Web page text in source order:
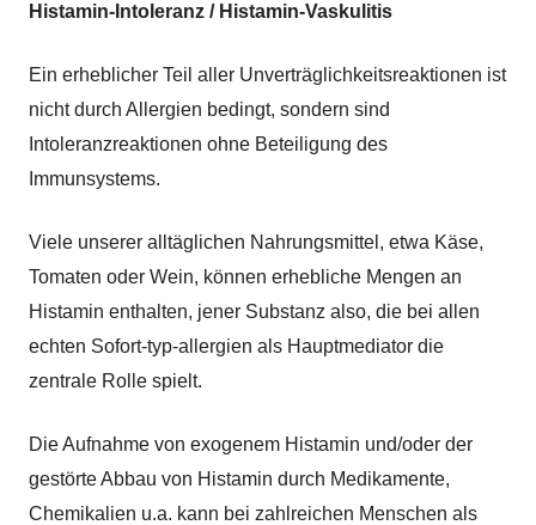
Histamin-Intoleranz / Histamin-Vaskulitis
Ein erheblicher Teil aller Unverträglichkeitsreaktionen ist
nicht durch Allergien bedingt, sondern sind
Intoleranzreaktionen ohne Beteiligung des
Immunsystems.
Viele unserer alltäglichen Nahrungsmittel, etwa Käse,
Tomaten oder Wein, können erhebliche Mengen an
Histamin enthalten, jener Substanz also, die bei allen
echten Sofort-typ-allergien als Hauptmediator die
zentrale Rolle spielt.
Die Aufnahme von exogenem Histamin und/oder der
gestörte Abbau von Histamin durch Medikamente,
Chemikalien u.a. kann bei zahlreichen Menschen als